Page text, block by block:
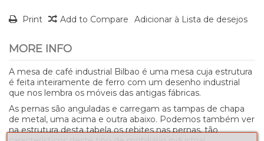
Print Add to Compare Adicionar à Lista de desejos
MORE INFO
A mesa de café industrial Bilbao é uma mesa cuja estrutura
é feita inteiramente de ferro com um desenho industrial
que nos lembra os móveis das antigas fábricas.
As pernas são anguladas e carregam as tampas de chapa
de metal, uma acima e outra abaixo. Podemos também ver
na estrutura desta tabela os rebites nas pernas, tão